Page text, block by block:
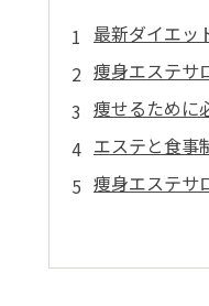
最新ダイエッ
痩身エステサ
痩せるために
エステと食事
痩身エステサ